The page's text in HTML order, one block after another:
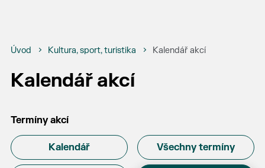
Úvod Kultura, sport, turistika Kalendář akcí
Kalendář akcí
Termíny akcí
Kalendář Všechny termíny